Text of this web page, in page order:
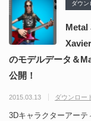
ダウン
Metal
のモデルデータ＆
公開！
2015.03.13 ダウンロー
3Dキャラクターアー